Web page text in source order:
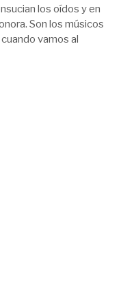
los oídos y en
Son los músicos
vamos al